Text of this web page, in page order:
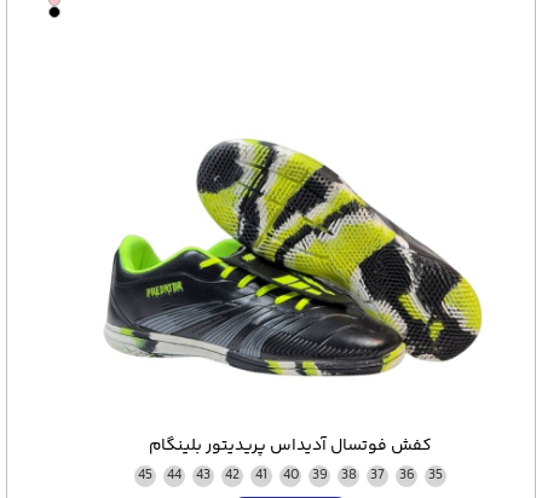
کفش فوتسال آدیداس پریدیتور بلينگام
35
36
37
38
39
40
41
42
43
44
45